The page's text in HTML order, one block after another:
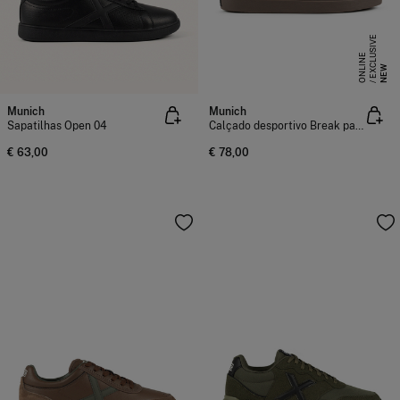
Munich
Sapatilhas Open 04
€ 63,00
NEW
E
X
C
L
US
I
V
E
O
N
L
I
N
E
Munich
Calçado desportivo Break para homem
€ 78,00